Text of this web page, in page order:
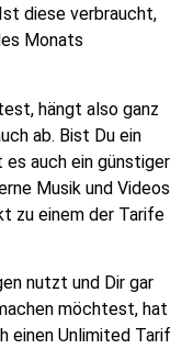
diese verbraucht,
Monats
hängt also ganz
ab. Bist Du ein
es auch ein günstiger
Musik und Videos
zu einem der Tarife
nutzt und Dir gar
möchtest, hat
einen Unlimited Tarif